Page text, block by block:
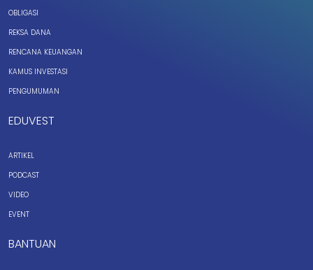
OBLIGASI
REKSA DANA
RENCANA KEUANGAN
KAMUS INVESTASI
PENGUMUMAN
EDUVEST
ARTIKEL
PODCAST
VIDEO
EVENT
BANTUAN